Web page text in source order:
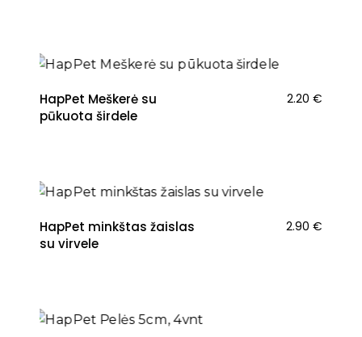
HapPet Meškerė su
pūkuota širdele
2.20 €
HapPet minkštas žaislas
su virvele
2.90 €